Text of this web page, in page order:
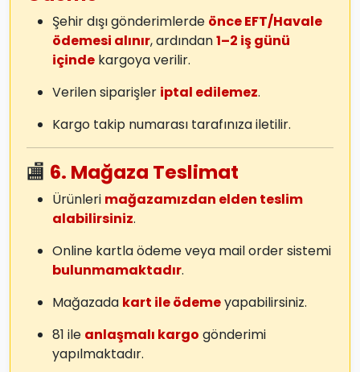
Şehir dışı gönderimlerde önce EFT/Havale
ödemesi alınır, ardından1–2 iş günü
içinde kargoya verilir.
Verilen siparişler iptal edilemez.
Kargo takip numarası tarafınıza iletilir.
🏬 6. Mağaza Teslimat
Ürünleri mağazamızdan elden teslim
alabilirsiniz.
Online kartla ödeme veya mail order sistemi
bulunmamaktadır.
Mağazada kart ile ödemeyapabilirsiniz.
81 ile anlaşmalı kargo gönderimi
yapılmaktadır.